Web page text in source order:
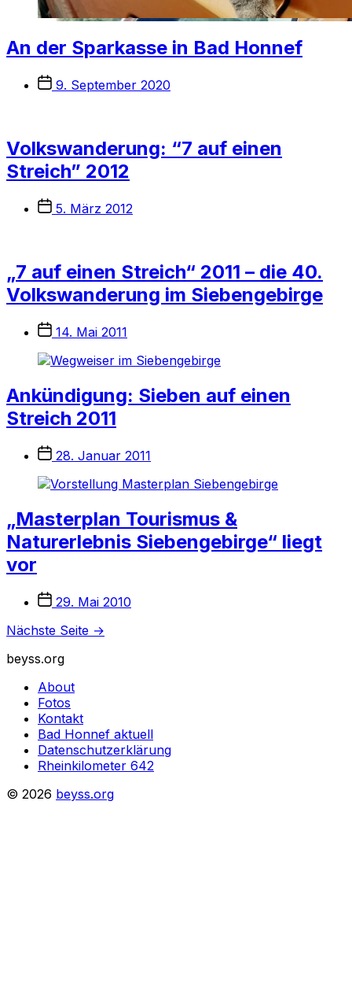
An der Sparkasse in Bad Honnef
Veröffentlichungsdatum
9. September 2020
Volkswanderung: “7 auf einen
Streich” 2012
Veröffentlichungsdatum
5. März 2012
„7 auf einen Streich“ 2011 – die 40.
Volkswanderung im Siebengebirge
Veröffentlichungsdatum
14. Mai 2011
Ankündigung: Sieben auf einen
Streich 2011
Veröffentlichungsdatum
28. Januar 2011
„Masterplan Tourismus &
Naturerlebnis Siebengebirge“ liegt
vor
Veröffentlichungsdatum
29. Mai 2010
Nächste Seite →
beyss.org
About
Fotos
Kontakt
Bad Honnef aktuell
Datenschutzerklärung
Rheinkilometer 642
© 2026 beyss.org